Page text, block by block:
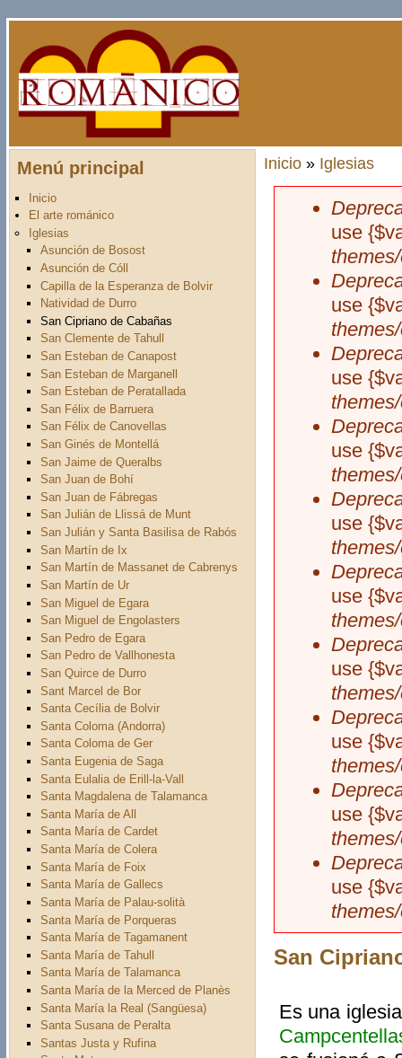
Menú principal
Inicio
El arte románico
Iglesias
Asunción de Bosost
Asunción de Cóll
Capilla de la Esperanza de Bolvir
Natividad de Durro
San Cipriano de Cabañas
San Clemente de Tahull
San Esteban de Canapost
San Esteban de Marganell
San Esteban de Peratallada
San Félix de Barruera
San Félix de Canovellas
San Ginés de Montellá
San Jaime de Queralbs
San Juan de Bohí
San Juan de Fábregas
San Julián de Llissá de Munt
San Julián y Santa Basilisa de Rabós
San Martín de Ix
San Martín de Massanet de Cabrenys
San Martín de Ur
San Miguel de Egara
San Miguel de Engolasters
San Pedro de Egara
San Pedro de Vallhonesta
San Quirce de Durro
Sant Marcel de Bor
Santa Cecília de Bolvir
Santa Coloma (Andorra)
Santa Coloma de Ger
Santa Eugenia de Saga
Santa Eulalia de Erill-la-Vall
Santa Magdalena de Talamanca
Santa María de All
Santa María de Cardet
Santa María de Colera
Santa María de Foix
Santa María de Gallecs
Santa María de Palau-solità
Santa María de Porqueras
Santa María de Tagamanent
Santa María de Tahull
Santa María de Talamanca
Santa María de la Merced de Planès
Santa María la Real (Sangüesa)
Santa Susana de Peralta
Santas Justa y Rufina
Usted está aquí
Inicio» Iglesias
Mensaje
use
use
use
use
use
use
use
use
use
use
San
Es una